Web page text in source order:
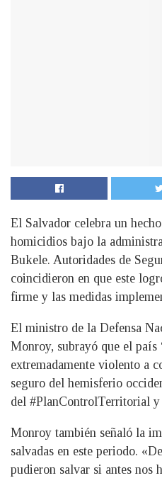
El Salvador celebra un
homicidios bajo la
Bukele. Autoridades de
coincidieron en que este
firme y las medidas
El ministro de la Defensa
Monroy, subrayó que el país
extremadamente violento a
seguro del hemisferio
del #PlanControlTerritorial
Monroy también señaló la
salvadas en este periodo.
pudieron salvar si antes nos